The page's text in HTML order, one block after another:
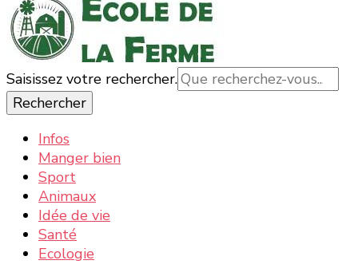
Ecole de la ferme : la nature, les informations et actualités
La nature, la ferme, la campagne, tout ce qui est bon
et bio
Vous
recherchiez
quelque
chose ?
Saisissez votre rechercher.
Infos
Manger bien
Sport
Animaux
Idée de vie
Santé
Ecologie